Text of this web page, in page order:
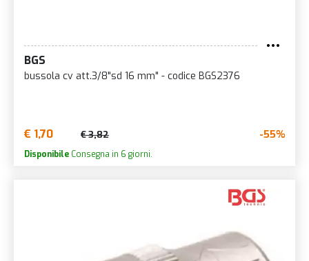
BGS
bussola cv att.3/8"sd 16 mm" - codice BGS2376
€ 1,70 € 3,82 -55%
Disponibile Consegna in 6 giorni.